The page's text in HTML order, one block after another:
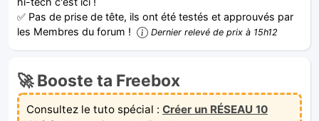
✅ Pas de prise de tête, ils ont été testés et approuvés par
les Membres du forum !
Dernier relevé de prix à 15h12
🚀 Booste ta Freebox
Consultez le tuto spécial : Créer un RÉSEAU 10